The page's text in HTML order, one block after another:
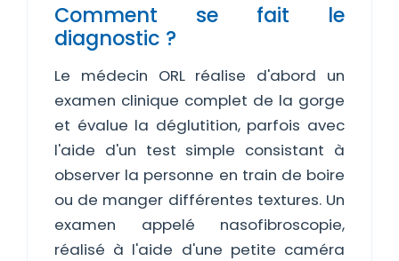
Comment se fait le
diagnostic ?
Le médecin ORL réalise d'abord un
examen clinique complet de la gorge
et évalue la déglutition, parfois avec
l'aide d'un test simple consistant à
observer la personne en train de boire
ou de manger différentes textures. Un
examen appelé nasofibroscopie,
réalisé à l'aide d'une petite caméra